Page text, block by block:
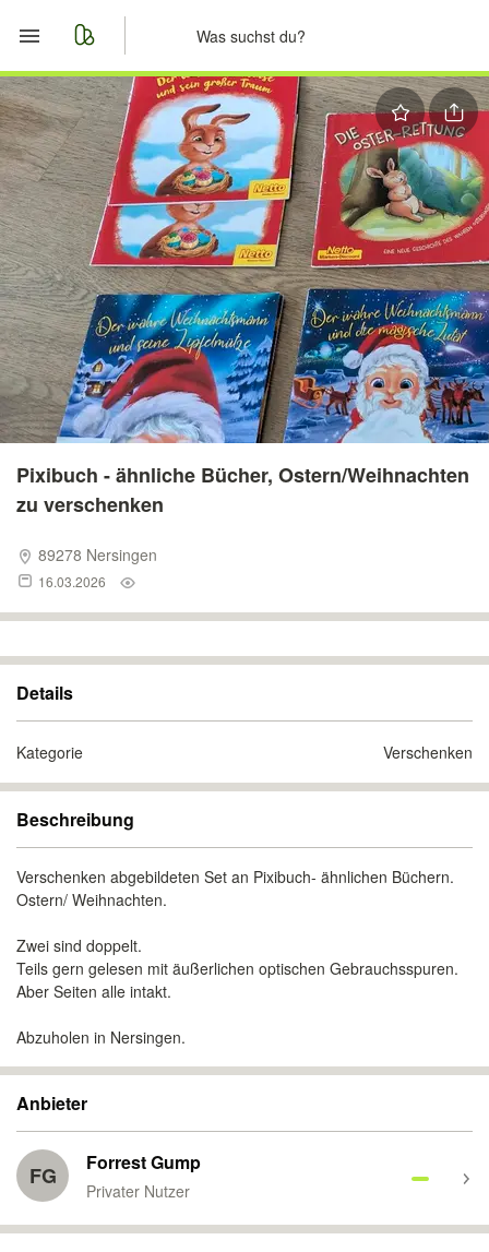
Start
Merkliste
Nachrichten
Anzeige aufgeben
Pixibuch - ähnliche Bücher, Ostern/Weihnachten
zu verschenken
89278 Nersingen
16.03.2026
Details
Kategorie Verschenken
Beschreibung
Verschenken abgebildeten Set an Pixibuch- ähnlichen Büchern.
Ostern/ Weihnachten.
Zwei sind doppelt.
Teils gern gelesen mit äußerlichen optischen Gebrauchsspuren.
Aber Seiten alle intakt.
Abzuholen in Nersingen.
Anbieter
FG Forrest Gump
Privater Nutzer